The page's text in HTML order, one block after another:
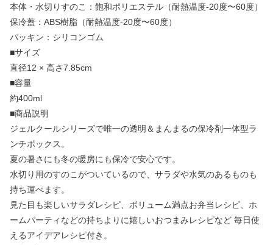
本体・水切りすのこ：飽和ポリエステル（耐熱温度-20度〜60度）
保冷蓋：ABS樹脂（耐熱温度-20度〜60度）
パッキン：シリコンゴム
■サイズ
直径12 × 高さ7.85cm
■容量
約400ml
■商品説明
ジェルクールシリーズで唯一の透明＆まんまるの保冷剤一体型ラ
ンチボックス。
夏の暑さにも冬の暖房にも保冷で安心です。
水切り用のすのこがついているので、サラダや水気のあるものも
持ち運べます。
見た目も楽しいサラダレシピ、ボリューム満点お弁当レシピ、ホ
ームパーティなどの持ちよりに嬉しいおつまみレシピなど 毎日使
えるアイデアレシピ付き。